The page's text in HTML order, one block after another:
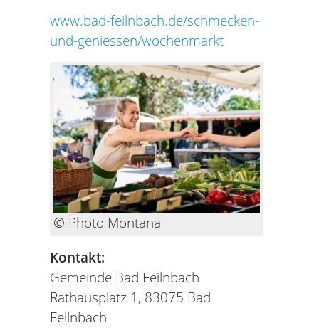
www.bad-feilnbach.de/schmecken-
und-geniessen/wochenmarkt
© Photo Montana
Kontakt:
Gemeinde Bad Feilnbach
Rathausplatz 1, 83075 Bad
Feilnbach